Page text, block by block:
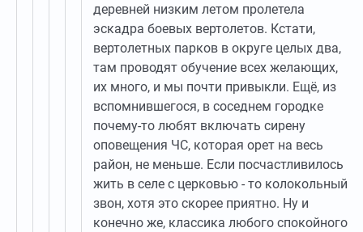
деревней низким летом пролетела
эскадра боевых вертолетов. Кстати,
вертолетных парков в округе целых два,
там проводят обучение всех желающих,
их много, и мы почти привыкли. Ещё, из
вспомнившегося, в соседнем городке
почему-то любят включать сирену
оповещения ЧС, которая орет на весь
район, не меньше. Если посчастливилось
жить в селе с церковью - то колокольный
звон, хотя это скорее приятно. Ну и
конечно же, классика любого спокойного